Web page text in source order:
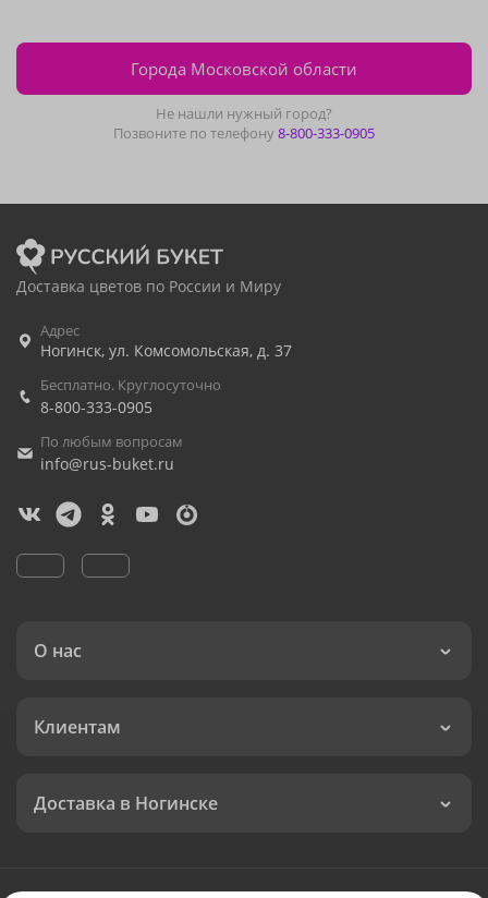
Города Московской области
Не нашли нужный город?
Позвоните по телефону8-800-333-0905
Доставка цветов по России и Миру
Адрес
Ногинск, ул. Комсомольская, д. 37
Бесплатно. Круглосуточно
8-800-333-0905
По любым вопросам
info@rus-buket.ru
О нас
Клиентам
Доставка в Ногинске